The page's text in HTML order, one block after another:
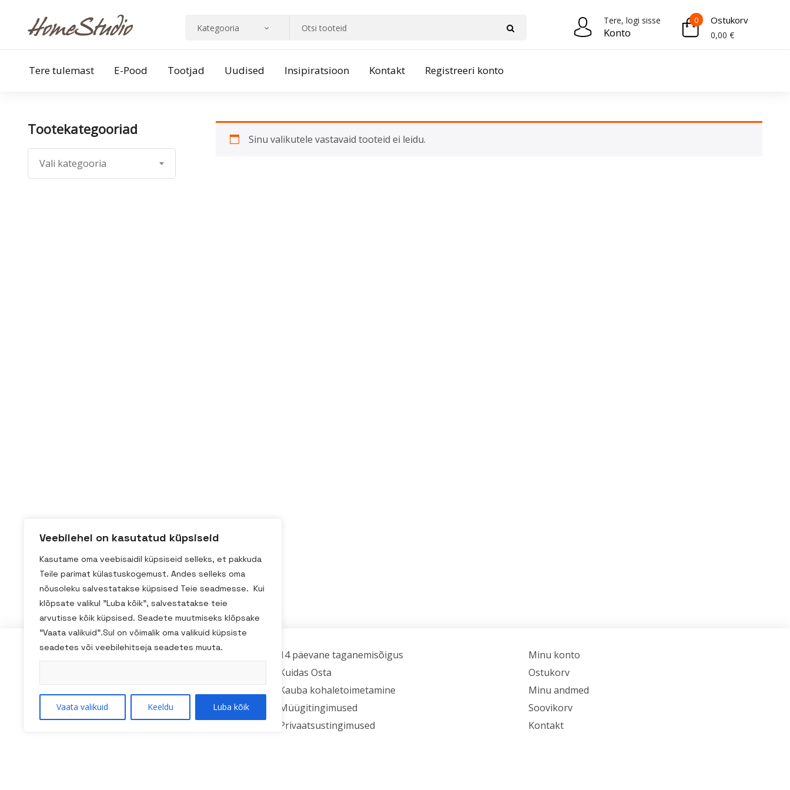
Veebilehel on kasutatud küpsiseid
Kasutame oma veebisaidil küpsiseid selleks, et pakkuda
Teile parimat külastuskogemust. Andes selleks oma
nõusoleku salvestatakse küpsised Teie seadmesse. Kui
klõpsate valikul "Luba kõik", salvestatakse teie
arvutisse kõik küpsised. Seadete muutmiseks klõpsake
"Vaata valikuid".Sul on võimalik oma valikuid küpsiste
seadetes või veebilehitseja seadetes muuta.
Vaata valikuid Keeldu Luba kõik
Tere, logi sisse
Konto
0 Ostukorv
0,00 €
Tere tulemast E-Pood Tootjad Uudised Insipiratsioon Kontakt Registreeri konto
Tootekategooriad
Vali kategooria
Sinu valikutele vastavaid tooteid ei leidu.
Kadaka tee 3/2, Tallinn
homestudio@homestudio.ee
+ 372 59031518
14 päevane taganemisõigus
Kuidas Osta
Kauba kohaletoimetamine
Müügitingimused
Privaatsustingimused
Minu konto
Ostukorv
Minu andmed
Soovikorv
Kontakt